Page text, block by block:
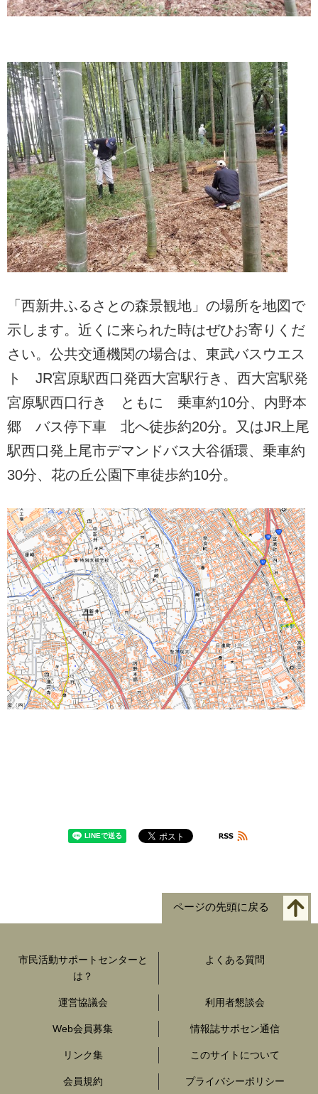
「西新井ふるさとの森景観地」の場所を地図で
示します。近くに来られた時はぜひお寄りくだ
さい。公共交通機関の場合は、東武バスウエス
ト JR宮原駅西口発西大宮駅行き、西大宮駅発
宮原駅西口行き ともに 乗車約10分、内野本
郷 バス停下車 北へ徒歩約20分。又はJR上尾
駅西口発上尾市デマンドバス大谷循環、乗車約
30分、花の丘公園下車徒歩約10分。
ページの先頭に戻る
市民活動サポートセンターと
は？
よくある質問
運営協議会 利用者懇談会
Web会員募集 情報誌サポセン通信
リンク集 このサイトについて
会員規約 プライバシーポリシー